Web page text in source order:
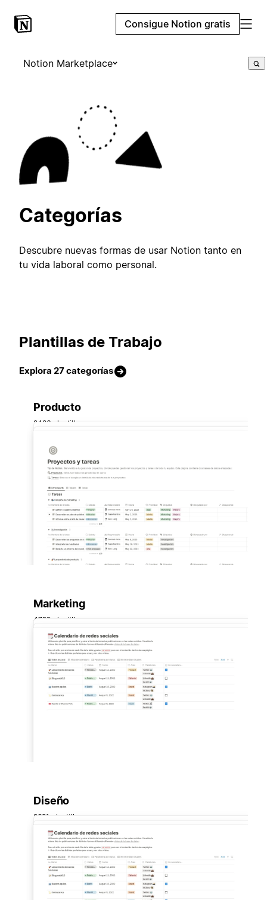
Consigue Notion gratis
Notion Marketplace
Categorías
Descubre nuevas formas de usar Notion tanto en
tu vida laboral como personal.
Plantillas de Trabajo
Explora 27 categorías
Producto
2496 plantillas
Marketing
4755 plantillas
Diseño
2691 plantillas